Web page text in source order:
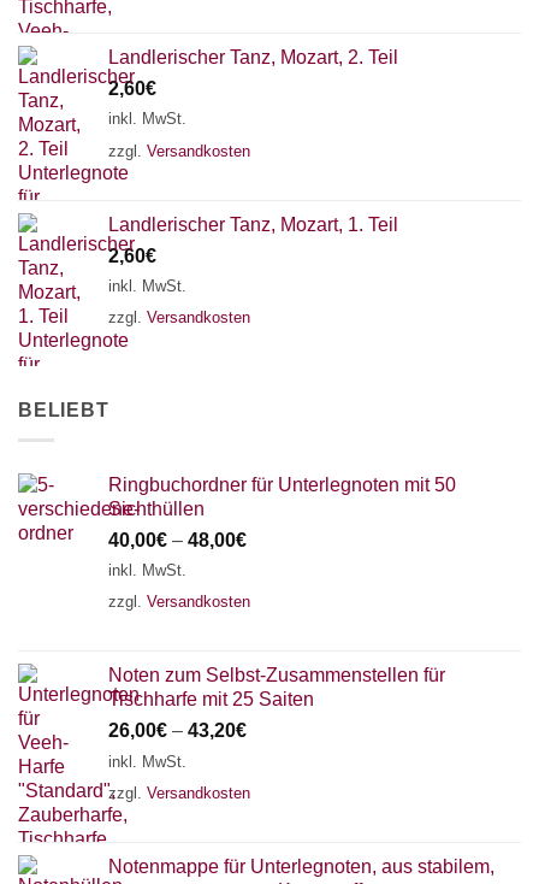
Landlerischer Tanz, Mozart, 2. Teil
2,60€
inkl. MwSt.
zzgl. Versandkosten
Landlerischer Tanz, Mozart, 1. Teil
2,60€
inkl. MwSt.
zzgl. Versandkosten
BELIEBT
Ringbuchordner für Unterlegnoten mit 50
Sichthüllen
40,00€ – 48,00€
inkl. MwSt.
zzgl. Versandkosten
Noten zum Selbst-Zusammenstellen für
Tischharfe mit 25 Saiten
26,00€ – 43,20€
inkl. MwSt.
zzgl. Versandkosten
Notenmappe für Unterlegnoten, aus stabilem,
Chat Support
18 SAITEN 21 SAITEN